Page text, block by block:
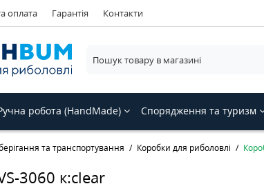
оплата Гарантія Контакти
робота (HandMade) Спорядження та туризм
та транспортування Коробки для риболовлі
3060 к:clear